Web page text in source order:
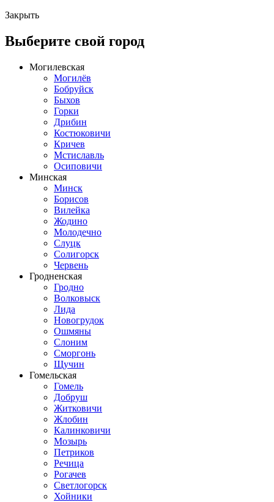
Закрыть
Выберите свой город
Могилевская
Могилёв
Бобруйск
Быхов
Горки
Дрибин
Костюковичи
Кричев
Мстиславль
Осиповичи
Минская
Минск
Борисов
Вилейка
Жодино
Молодечно
Слуцк
Солигорск
Червень
Гродненская
Гродно
Волковыск
Лида
Новогрудок
Ошмяны
Слоним
Сморгонь
Щучин
Гомельская
Гомель
Добруш
Житковичи
Жлобин
Калинковичи
Мозырь
Петриков
Речица
Рогачев
Светлогорск
Хойники